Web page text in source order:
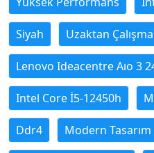
Siyah Uzaktan Çalışma
Lenovo Ideacentre Aıo 3
Intel Core İ5-12450h
Ddr4 Modern Tasarım